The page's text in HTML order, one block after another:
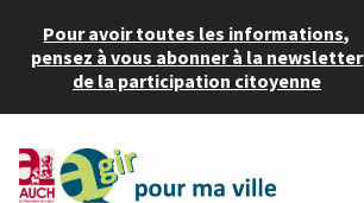
Pour avoir toutes les informations,
pensez à vous abonner à la newsletter
de la participation citoyenne